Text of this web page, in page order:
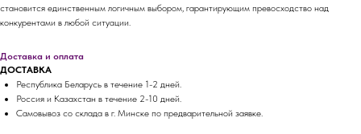
становится единственным логичным выбором, гарантирующим превосходство над
конкурентами в любой ситуации.
Доставка и оплата
ДОСТАВКА
Республика Беларусь в течение 1-2 дней.
Россия и Казахстан в течение 2-10 дней.
Самовывоз со склада в г. Минске по предварительной заявке.